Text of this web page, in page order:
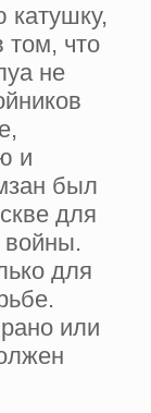
том, что
не
и
был
для
войны.
для
или